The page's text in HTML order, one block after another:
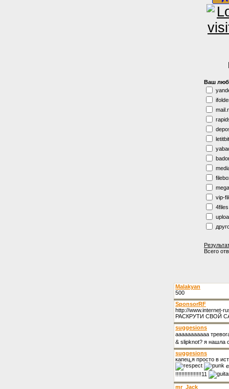
Ваш
letitbit
vip-
Всего